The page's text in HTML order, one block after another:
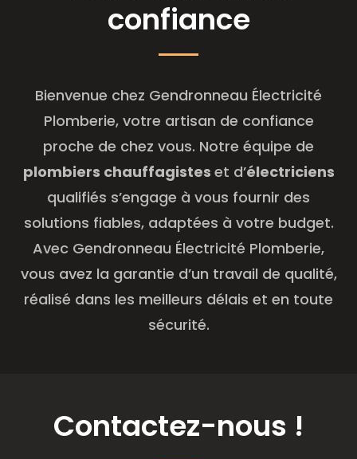
confiance
Bienvenue chez Gendronneau Électricité
Plomberie, votre artisan de confiance
proche de chez vous. Notre équipe de
plombiers chauffagistes et d’électriciens
qualifiés s’engage à vous fournir des
solutions fiables, adaptées à votre budget.
Avec Gendronneau Électricité Plomberie,
vous avez la garantie d’un travail de qualité,
réalisé dans les meilleurs délais et en toute
sécurité.
Contactez-nous !